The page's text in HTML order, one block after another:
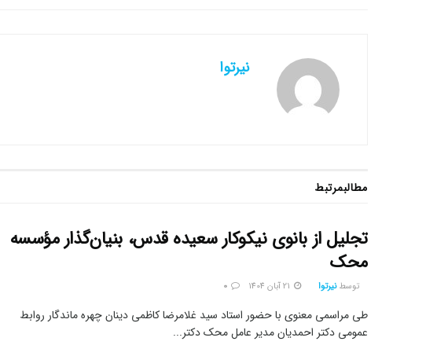
نیرتوا
مطالبمرتبط
تجلیل از بانوی نیکوکار سعیده قدس، بنیان‌گذار مؤسسه
محک
توسط نیرتوا
طی مراسمی معنوی با حضور استاد سید غلامرضا کاظمی دینان چهره ماندگار روابط
عمومی دکتر احمدیان مدیر عامل محک دکتر...